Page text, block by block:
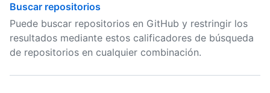
Buscar repositorios
Puede buscar repositorios en GitHub y restringir los
resultados mediante estos calificadores de búsqueda
de repositorios en cualquier combinación.